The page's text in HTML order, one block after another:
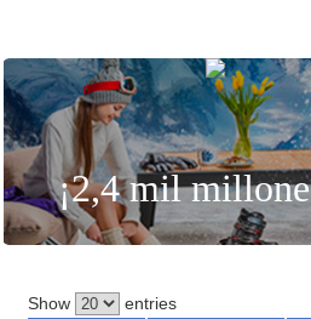
¡2,4 mil
Show entries